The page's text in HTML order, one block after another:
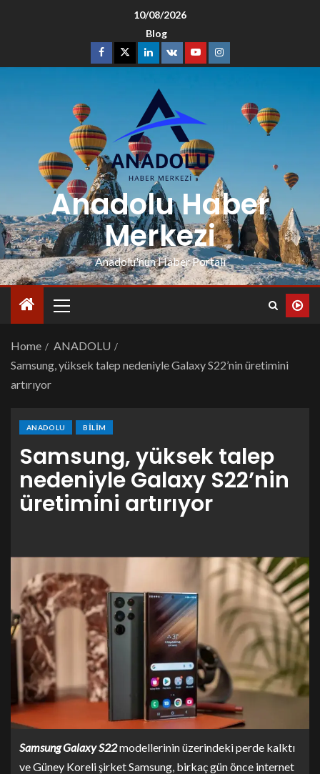
10/08/2026
Blog
Anadolu Haber
Merkezi
Anadolu'nun Haber Portalı
Home
ANADOLU
Samsung, yüksek talep nedeniyle Galaxy S22’nin üretimini
artırıyor
ANADOLU BILIM
Samsung, yüksek talep
nedeniyle Galaxy S22’nin
üretimini artırıyor
Samsung Galaxy S22modellerinin üzerindeki perde kalktı
ve Güney Koreli şirket Samsung, birkaç gün önce internet